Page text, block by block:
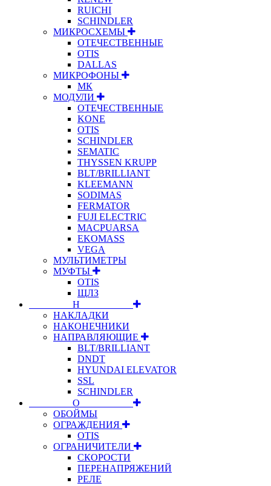
RUICHI
SCHINDLER
МИКРОСХЕМЫ
ОТЕЧЕСТВЕННЫЕ
OTIS
DALLAS
МИКРОФОНЫ
МК
МОДУЛИ
ОТЕЧЕСТВЕННЫЕ
KONE
OTIS
SCHINDLER
SEMATIC
THYSSEN KRUPP
BLT/BRILLIANT
KLEEMANN
SODIMAS
FERMATOR
FUJI ELECTRIC
MACPUARSA
EKOMASS
VEGA
МУЛЬТИМЕТРЫ
МУФТЫ
OTIS
ЩЛЗ
⠀⠀⠀⠀⠀⠀Н⠀⠀⠀⠀⠀⠀⠀
НАКЛАДКИ
НАКОНЕЧНИКИ
НАПРАВЛЯЮЩИЕ
BLT/BRILLIANT
DNDT
HYUNDAI ELEVATOR
SSL
SCHINDLER
⠀⠀⠀⠀⠀⠀О⠀⠀⠀⠀⠀⠀⠀
ОБОЙМЫ
ОГРАЖДЕНИЯ
OTIS
ОГРАНИЧИТЕЛИ
СКОРОСТИ
ПЕРЕНАПРЯЖЕНИЙ
РЕЛЕ